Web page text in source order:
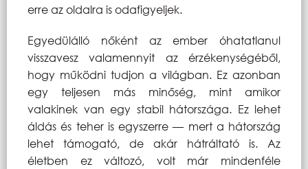
erre az oldalra is odafigyeljek.
Egyedülálló nőként az ember óhatatlanul
visszavesz valamennyit az érzékenységéből,
hogy működni tudjon a világban. Ez azonban
egy teljesen más minőség, mint amikor
valakinek van egy stabil hátországa. Ez lehet
áldás és teher is egyszerre — mert a hátország
lehet támogató, de akár hátráltató is. Az
életben ez változó, volt már mindenféle